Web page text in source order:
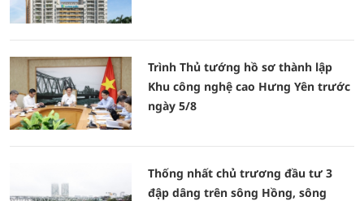
Trình Thủ tướng hồ sơ thành lập
Khu công nghệ cao Hưng Yên trước
ngày 5/8
Thống nhất chủ trương đầu tư 3
đập dâng trên sông Hồng, sông